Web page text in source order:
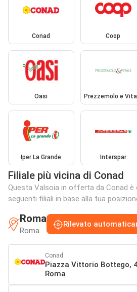
Conad Coop
Oasi Prezzemolo e
Iper La Grande Interspar
Filiale più vicina di Conad
Questa Valsoia in offerta da Conad è
seguenti filiali in base alla tua
Roma
Roma
Rilevato
Conad
Piazza Vittorio Bottego,
Roma